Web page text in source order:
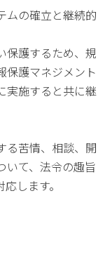
ムの確立と継続的
保護するため、規
保護マネジメント
実施すると共に継
る苦情、相談、開
いて、法令の趣旨
します。